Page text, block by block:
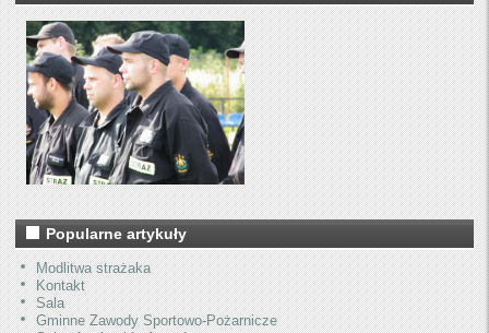
Popularne artykuły
Modlitwa strażaka
Kontakt
Sala
Gminne Zawody Sportowo-Pożarnicze